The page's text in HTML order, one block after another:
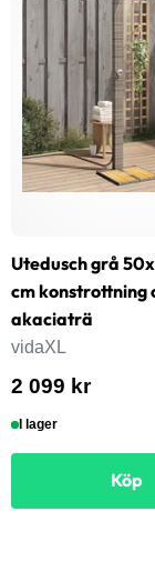
Utedusch grå
cm konstrottning
akaciaträ
vidaXL
2 099 kr
I lager
Köp